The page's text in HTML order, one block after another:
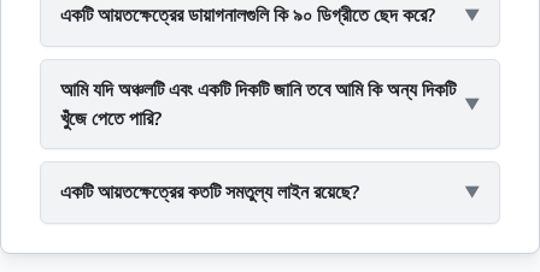
একটি আয়তক্ষেত্রের ডায়াগনালগুলি কি ৯০ ডিগ্রীতে ছেদ করে?
আমি যদি অঞ্চলটি এবং একটি দিকটি জানি তবে আমি কি অন্য দিকটি
খুঁজে পেতে পারি?
একটি আয়তক্ষেত্রের কতটি সমতুল্য লাইন রয়েছে?